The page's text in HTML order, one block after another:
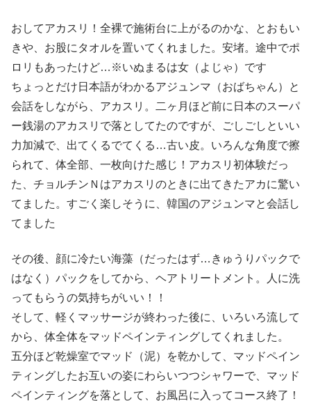
おしてアカスリ！全裸で施術台に上がるのかな、とおもい
きや、お股にタオルを置いてくれました。安堵。途中でポ
ロリもあったけど…※いぬまるは女（よじゃ）です
ちょっとだけ日本語がわかるアジュンマ（おばちゃん）と
会話をしながら、アカスリ。二ヶ月ほど前に日本のスーパ
ー銭湯のアカスリで落としてたのですが、ごしごしといい
力加減で、出てくるでてくる…古い皮。いろんな角度で擦
られて、体全部、一枚向けた感じ！アカスリ初体験だっ
た、チョルチンＮはアカスリのときに出てきたアカに驚い
てました。すごく楽しそうに、韓国のアジュンマと会話し
てました
その後、顔に冷たい海藻（だったはず…きゅうりパックで
はなく）パックをしてから、ヘアトリートメント。人に洗
ってもらうの気持ちがいい！！
そして、軽くマッサージが終わった後に、いろいろ流して
から、体全体をマッドペインティングしてくれました。
五分ほど乾燥室でマッド（泥）を乾かして、マッドペイン
ティングしたお互いの姿にわらいつつシャワーで、マッド
ペインティングを落として、お風呂に入ってコース終了！